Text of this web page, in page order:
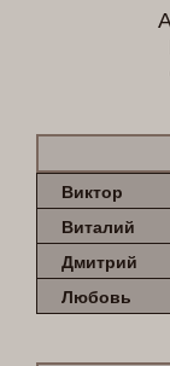
Виктор
Виталий
Дмитрий
Любовь